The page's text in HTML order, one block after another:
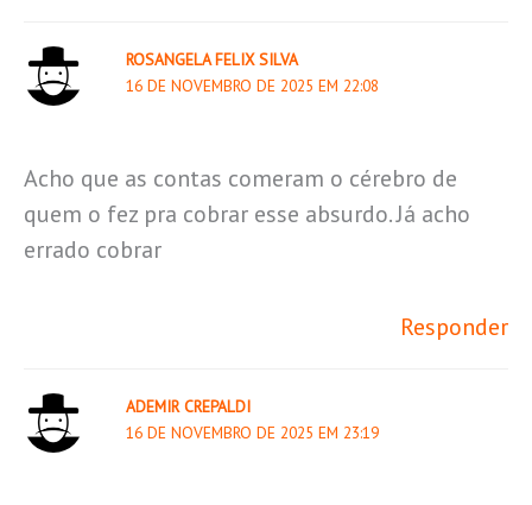
ROSANGELA FELIX SILVA
16 DE NOVEMBRO DE 2025 EM 22:08
Acho que as contas comeram o cérebro de
quem o fez pra cobrar esse absurdo. Já acho
errado cobrar
Responder
ADEMIR CREPALDI
16 DE NOVEMBRO DE 2025 EM 23:19